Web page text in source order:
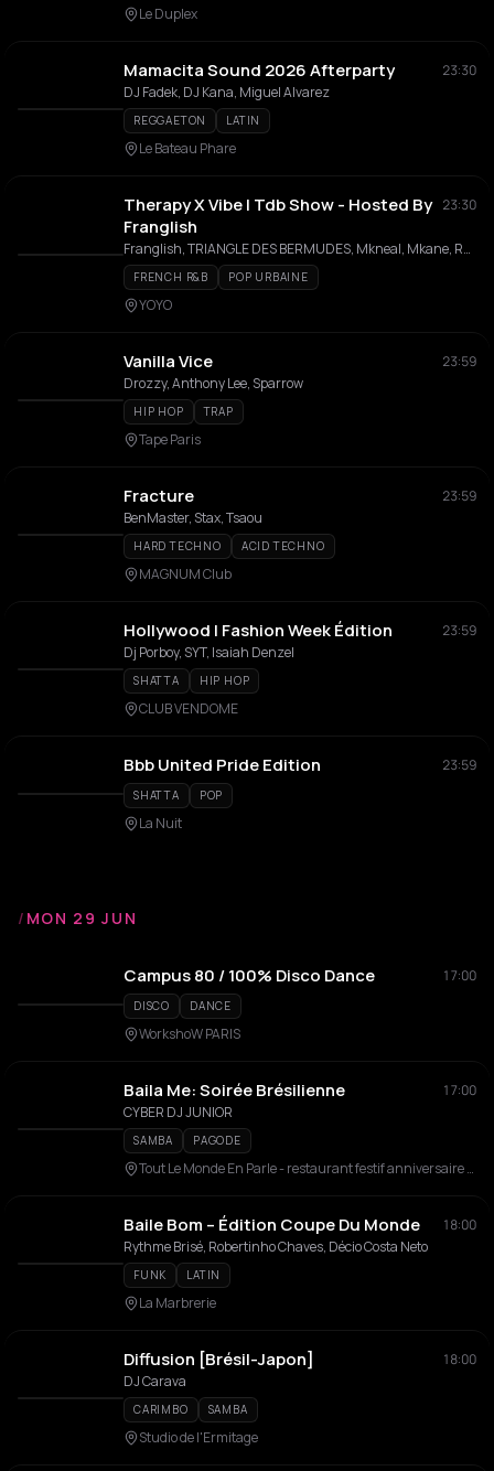
Le Duplex
Mamacita Sound 2026 Afterparty
23:30
DJ Fadek, DJ Kana, Miguel Alvarez
REGGAETON LATIN
Le Bateau Phare
Therapy X Vibe | Tdb Show - Hosted By
Franglish
23:30
Franglish, TRIANGLE DES BERMUDES, Mkneal, Mkane, Rudeboy, Pras, Mc Moya
FRENCH R&B POP URBAINE
YOYO
Vanilla Vice
23:59
Drozzy, Anthony Lee, Sparrow
HIP HOP TRAP
Tape Paris
Fracture
23:59
BenMaster, Stax, Tsaou
HARD TECHNO ACID TECHNO
MAGNUM Club
Hollywood | Fashion Week Édition
23:59
Dj Porboy, SYT, Isaiah Denzel
SHATTA HIP HOP
CLUB VENDOME
Bbb United Pride Edition 23:59
SHATTA POP
La Nuit
/ MON 29 JUN
Campus 80 / 100% Disco Dance 17:00
DISCO DANCE
WorkshoW PARIS
Baila Me: Soirée Brésilienne
17:00
CYBER DJ JUNIOR
SAMBA PAGODE
Tout Le Monde En Parle - restaurant festif anniversaire paris 15 montparnasse club
Baile Bom – Édition Coupe Du Monde
18:00
Rythme Brisé, Robertinho Chaves, Décio Costa Neto
FUNK LATIN
La Marbrerie
Diffusion [Brésil-Japon]
18:00
DJ Carava
CARIMBO SAMBA
Studio de l'Ermitage